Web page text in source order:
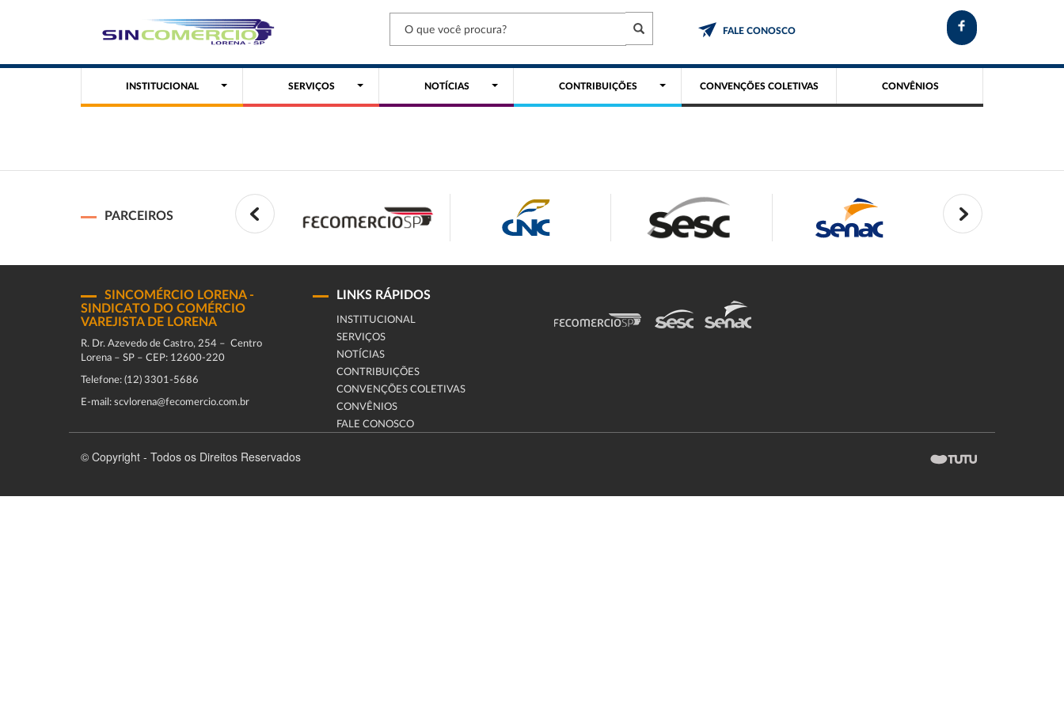
FALE CONOSCO
INSTITUCIONAL SERVIÇOS NOTÍCIAS CONTRIBUIÇÕES CONVENÇÕES COLETIVAS CONVÊNIOS
PARCEIROS
SINCOMÉRCIO LORENA -
SINDICATO DO COMÉRCIO
VAREJISTA DE LORENA
R. Dr. Azevedo de Castro, 254 – Centro
Lorena – SP – CEP: 12600-220
Telefone: (12) 3301-5686
E-mail: scvlorena@fecomercio.com.br
LINKS RÁPIDOS
INSTITUCIONAL
SERVIÇOS
NOTÍCIAS
CONTRIBUIÇÕES
CONVENÇÕES COLETIVAS
CONVÊNIOS
FALE CONOSCO
© Copyright - Todos os Direitos Reservados